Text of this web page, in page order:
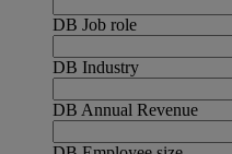
DB Job role
DB Industry
DB Annual Revenue